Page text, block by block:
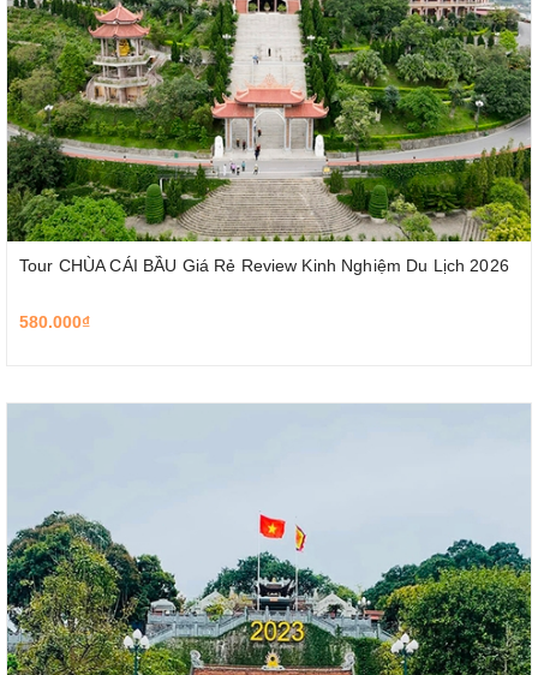
Tour CHÙA CÁI BẦU Giá Rẻ Review Kinh Nghiệm Du Lịch 2026
580.000₫